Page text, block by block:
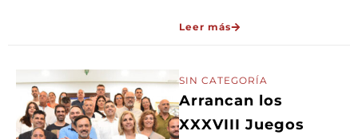
Leer más
SIN CATEGORÍA
Arrancan los
XXXVIII Juegos